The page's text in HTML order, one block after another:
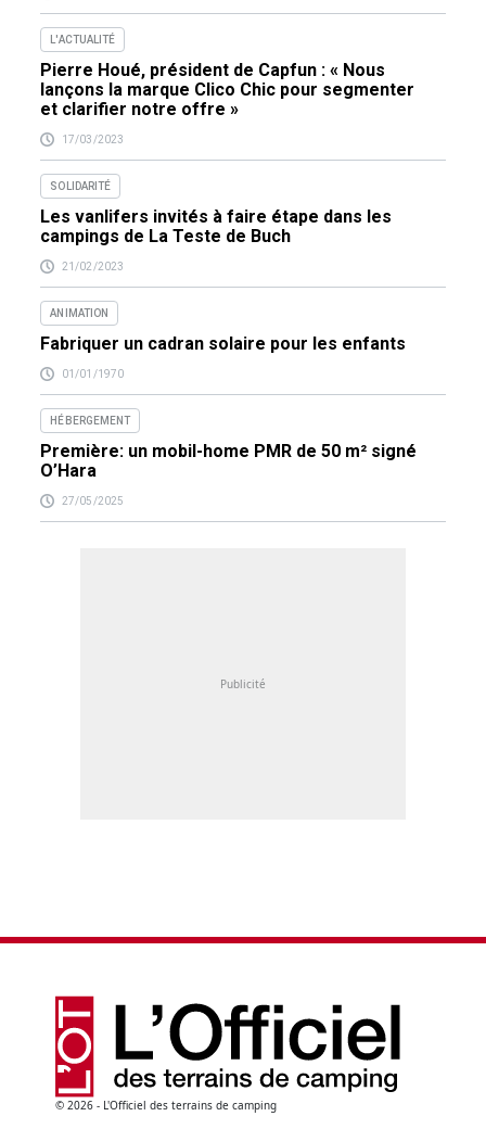
L'ACTUALITÉ
Pierre Houé, président de Capfun : « Nous
lançons la marque Clico Chic pour segmenter
et clarifier notre offre »
17/03/2023
SOLIDARITÉ
Les vanlifers invités à faire étape dans les
campings de La Teste de Buch
21/02/2023
ANIMATION
Fabriquer un cadran solaire pour les enfants
01/01/1970
HÉBERGEMENT
Première: un mobil-home PMR de 50 m² signé
O’Hara
27/05/2025
© 2026 - L'Officiel des terrains de camping